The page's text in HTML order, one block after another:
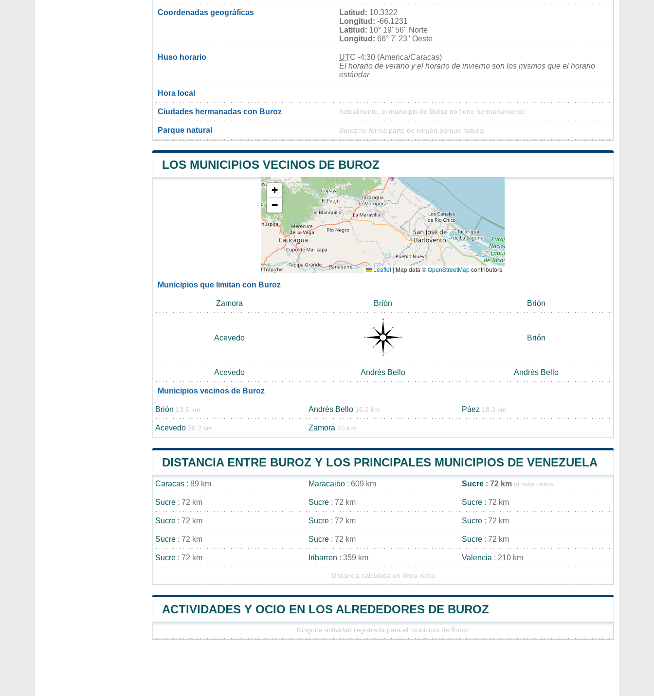
Coordenadas geográficas Latitud: 10.3322
Longitud: -66.1231
Latitud: 10° 19' 56'' Norte
Longitud: 66° 7' 23'' Oeste
Huso horario UTC -4:30 (America/Caracas)
El horario de verano y el horario de invierno son los mismos que el horario
estándar
Hora local
Ciudades hermanadas con Buroz Actualmente, el municipio de Buroz no tiene hermanamiento
Parque natural Buroz no forma parte de ningún parque natural
LOS MUNICIPIOS VECINOS DE BUROZ
+
−
Leaflet|Map data ©OpenStreetMapcontributors
Municipios que limitan con Buroz
Zamora Brión Brión
Acevedo Brión
Acevedo Andrés Bello Andrés Bello
Municipios vecinos de Buroz
Brión 13.5 km Andrés Bello 16.2 km Páez 18.3 km
Acevedo 28.2 km Zamora 46 km
DISTANCIA ENTRE BUROZ Y LOS PRINCIPALES MUNICIPIOS DE VENEZUELA
Caracas : 89 km Maracaibo : 609 km Sucre : 72 km el más cerca
Sucre : 72 km Sucre : 72 km Sucre : 72 km
Sucre : 72 km Sucre : 72 km Sucre : 72 km
Sucre : 72 km Sucre : 72 km Sucre : 72 km
Sucre : 72 km Iribarren : 359 km Valencia : 210 km
Distancia calculada en línea recta
ACTIVIDADES Y OCIO EN LOS ALREDEDORES DE BUROZ
Ninguna actividad registrada para el municipio de Buroz